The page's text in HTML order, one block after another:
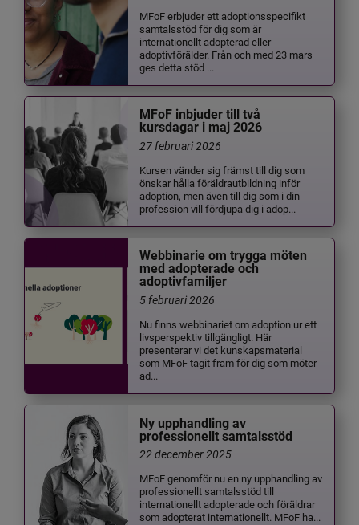
MFoF erbjuder ett adoptionsspecifikt
samtalsstöd för dig som är
internationellt adopterad eller
adoptivförälder. Från och med 23 mars
ges detta stöd ...
MFoF inbjuder till två
kursdagar i maj 2026
27 februari 2026
Kursen vänder sig främst till dig som
önskar hålla föräldrautbildning inför
adoption, men även till dig som i din
profession vill fördjupa dig i adop...
Webbinarie om trygga möten
med adopterade och
adoptivfamiljer
5 februari 2026
Nu finns webbinariet om adoption ur ett
livsperspektiv tillgängligt. Här
presenterar vi det kunskapsmaterial
som MFoF tagit fram för dig som möter
ad...
Ny upphandling av
professionellt samtalsstöd
22 december 2025
MFoF genomför nu en ny upphandling av
professionellt samtalsstöd till
internationellt adopterade och föräldrar
som adopterat internationellt. MFoF ha...